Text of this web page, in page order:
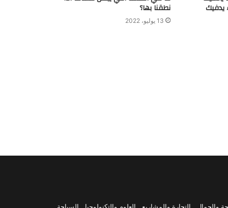
يدفيك نطقنا بها؟
13 يوليو، 2022